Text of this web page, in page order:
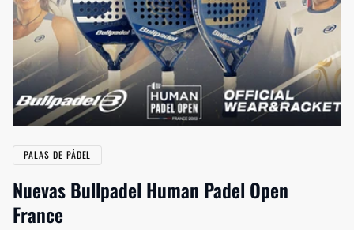
PALAS DE PÁDEL
Nuevas Bullpadel Human Padel Open
France